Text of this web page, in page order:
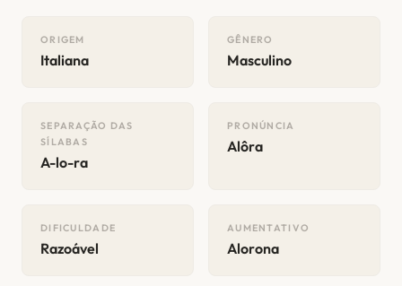
ORIGEM
Italiana
GÊNERO
Masculino
SEPARAÇÃO DAS
SÍLABAS
A-lo-ra
PRONÚNCIA
Alôra
DIFICULDADE
Razoável
AUMENTATIVO
Alorona